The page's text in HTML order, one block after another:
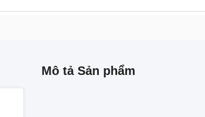
Mô tả Sản phẩm